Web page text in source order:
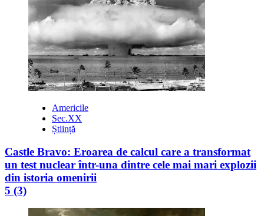
Americile
Sec.XX
Știință
Castle Bravo: Eroarea de calcul care a transformat
un test nuclear într-una dintre cele mai mari explozii
din istoria omenirii
5 (3)